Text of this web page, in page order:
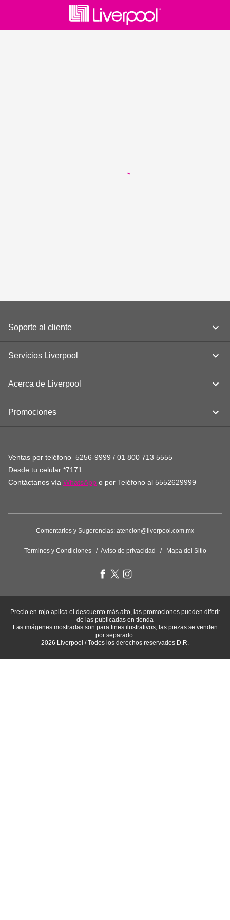
Soporte al cliente
Servicios Liverpool
Acerca de Liverpool
Promociones
Ventas por teléfono 5256-9999/ 01 800 713 5555
Desde tu celular*7171
Contáctanos vía WhatsAppo por Teléfono al 5552629999
Comentarios y Sugerencias: atencion@liverpool.com.mx
Terminos y Condiciones /Aviso de privacidad / Mapa del Sitio
Precio en rojo aplica el descuento más alto, las promociones pueden diferir de
las publicadas en tienda
Las imágenes mostradas son para fines ilustrativos, las piezas se venden por
separado.
2026 Liverpool / Todos los derechos reservados D.R.